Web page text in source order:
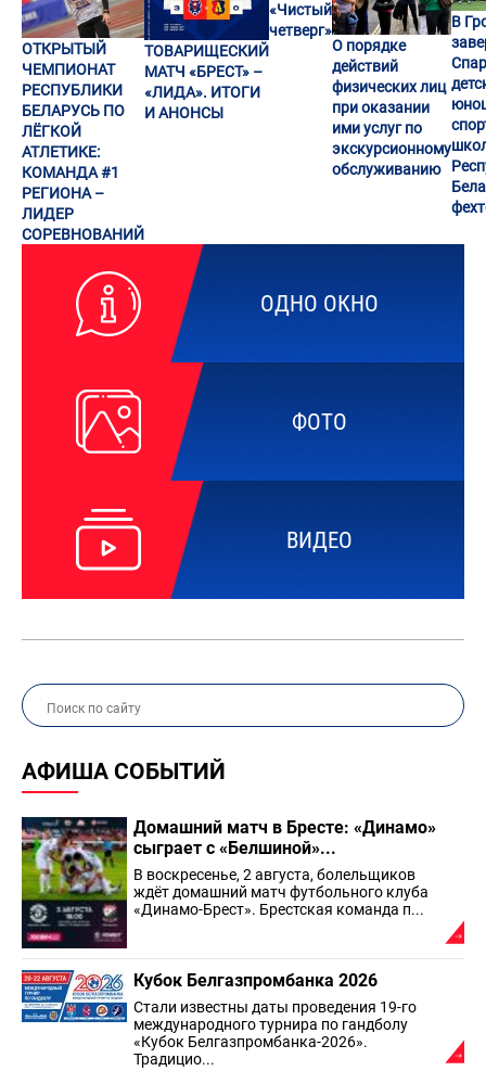
ОДНО ОКНО
ФОТО
ВИДЕО
АФИША СОБЫТИЙ
Домашний матч в Бресте: «Динамо»
сыграет с «Белшиной»...
В воскресенье, 2 августа, болельщиков
ждёт домашний матч футбольного клуба
«Динамо-Брест». Брестская команда п...
Кубок Белгазпромбанка 2026
Стали известны даты проведения 19-го
международного турнира по гандболу
«Кубок Белгазпромбанка-2026».
Традицио...
ОТКРЫТЫЙ
ЧЕМПИОНАТ
РЕСПУБЛИКИ
БЕЛАРУСЬ ПО
ЛЁГКОЙ
АТЛЕТИКЕ:
КОМАНДА #1
РЕГИОНА –
ЛИДЕР
СОРЕВНОВАНИЙ
ТОВАРИЩЕСКИЙ
МАТЧ «БРЕСТ» –
«ЛИДА». ИТОГИ
И АНОНСЫ
«Чистый
четверг»
О порядке
действий
физических лиц
при оказании
ими услуг по
экскурсионному
обслуживанию
В